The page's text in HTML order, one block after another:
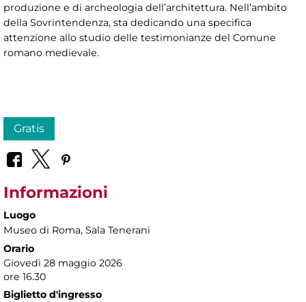
produzione e di archeologia dell’architettura. Nell’ambito
della Sovrintendenza, sta dedicando una specifica
attenzione allo studio delle testimonianze del Comune
romano medievale.
Gratis
Informazioni
Luogo
Museo di Roma, Sala Tenerani
Orario
Giovedì 28 maggio 2026
ore 16.30
Biglietto d'ingresso